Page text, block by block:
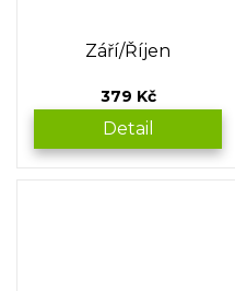
Září/Říjen
379 Kč
Detail